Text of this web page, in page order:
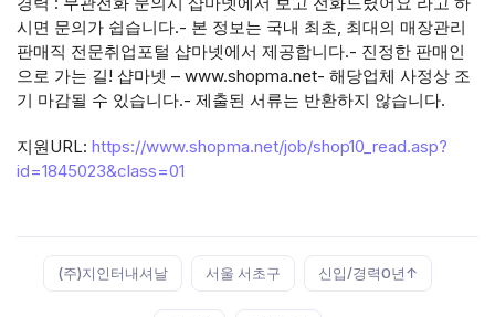
시면 문의가 쉽습니다.- 본 정보는 국내 최초, 최대의 매장관리
판매직 전문취업포털 샵마넷에서 제공합니다.- 진정한 판매인
으로 가는 길! 샵마넷 – www.shopma.net- 해당업체 사정상 조
기 마감될 수 있습니다.- 제출된 서류는 반환하지 않습니다.
지원URL: https://www.shopma.net/job/shop10_read.asp?
id=1845023&class=01
(주)지인터내셔날 서울 서초구 신입/경력0년↑